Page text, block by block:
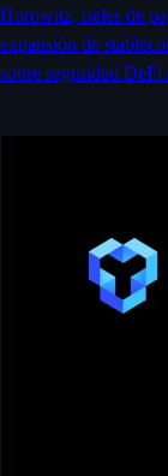
Horowitz, rieles de
expansión de
sobre seguridad